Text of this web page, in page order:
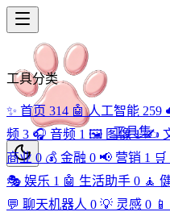
工具集
工具分类
✨ 首页 314 🤖 人工智能 259
频 3 🎧 音频 1 🖼️ 图像 1 ✍️
商业 0 💰 金融 0 📢 营销 1 🛒
🎭 娱乐 1 🤖 生活助手 0 🧘
💬 聊天机器人 0 💡 灵感 0 📱